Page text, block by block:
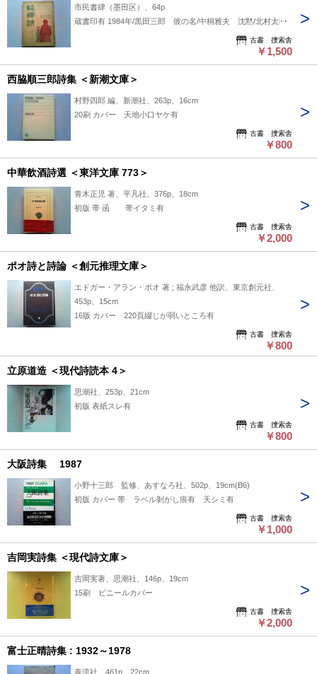
市民書肆（墨田区）、64p
蔵書印有 1984年/黒田三郎 彼の名/中桐雅夫 沈黙/北村太郎
古書 捜索舎
￥1,500
西脇順三郎詩集 ＜新潮文庫＞
村野四郎 編、新潮社、263p、16cm
20刷 カバー 天地小口ヤケ有
古書 捜索舎
￥800
中華飲酒詩選 ＜東洋文庫 773＞
青木正児 著、平凡社、376p、18cm
初版 帯 函 帯イタミ有
古書 捜索舎
￥2,000
ポオ詩と詩論 ＜創元推理文庫＞
エドガー・アラン・ポオ 著 ; 福永武彦 他訳、東京創元社、
453p、15cm
16版 カバー 220頁綴じが弱いところ有
古書 捜索舎
￥800
立原道造 ＜現代詩読本 4＞
思潮社、253p、21cm
初版 表紙スレ有
古書 捜索舎
￥800
大阪詩集 1987
小野十三郎 監修、あすなろ社、502p、19cm(B6)
初版 カバー 帯 ラベル剝がし痕有 天シミ有
古書 捜索舎
￥1,000
吉岡実詩集 ＜現代詩文庫＞
吉岡実著、思潮社、146p、19cm
15刷 ビニールカバー
古書 捜索舎
￥2,000
富士正晴詩集 : 1932～1978
泰流社、461p、22cm